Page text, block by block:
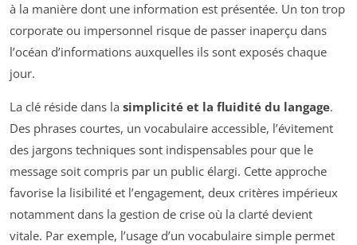
à la manière dont une information est présentée. Un ton trop
corporate ou impersonnel risque de passer inaperçu dans
l’océan d’informations auxquelles ils sont exposés chaque
jour.
La clé réside dans la simplicité et la fluidité du langage.
Des phrases courtes, un vocabulaire accessible, l’évitement
des jargons techniques sont indispensables pour que le
message soit compris par un public élargi. Cette approche
favorise la lisibilité et l’engagement, deux critères impérieux
notamment dans la gestion de crise où la clarté devient
vitale. Par exemple, l’usage d’un vocabulaire simple permet